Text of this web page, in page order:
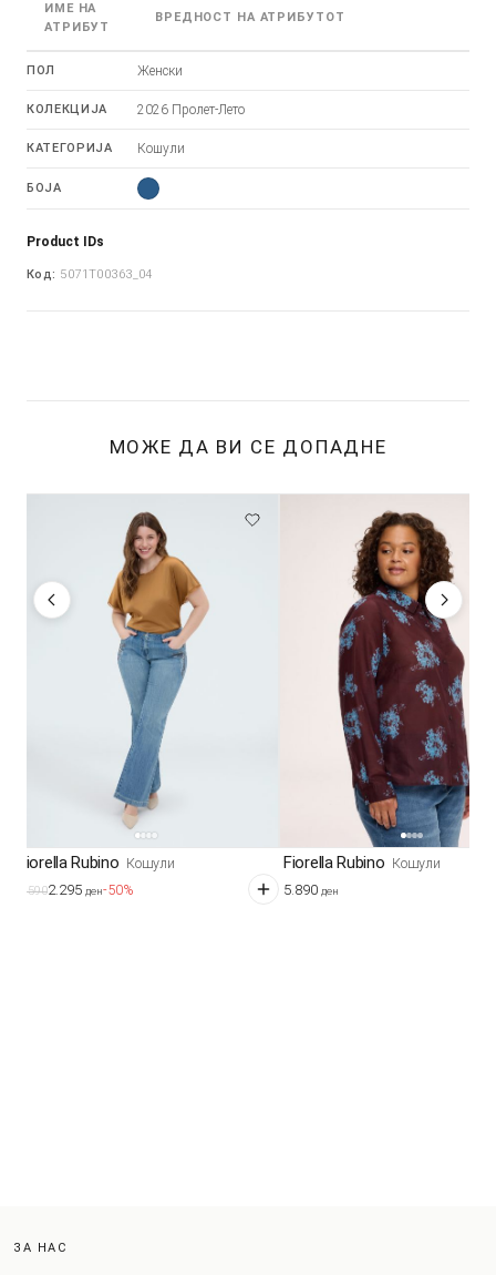
ИМЕ НА
АТРИБУТ
ВРЕДНОСТ НА АТРИБУТОТ
ПОЛ Женски
КОЛЕКЦИЈА 2026 Пролет-Лето
КАТЕГОРИЈА Кошули
БОЈА
Product IDs
Код: 5071T00363_04
МОЖЕ ДА ВИ СЕ ДОПАДНЕ
Fiorella Rubino Кошули
4.5902.295 ден-50%
Fiorella Rubino Кошули
5.890 ден
ЗА НАС